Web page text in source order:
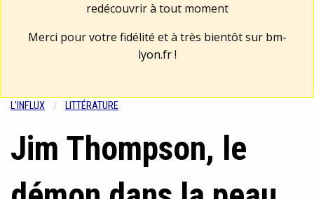
redécouvrir à tout moment
Merci pour votre fidélité et à très bientôt sur bm-
lyon.fr!
L'INFLUX LITTÉRATURE
Jim Thompson, le